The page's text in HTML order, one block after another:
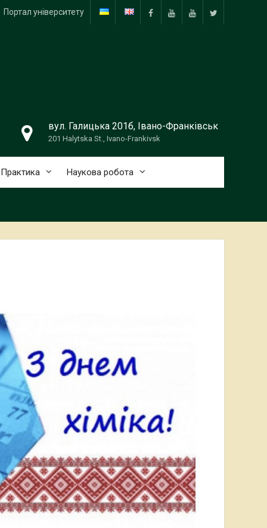
FacebookYouTube
ПНУ
Твіттер
Портал університету
вул. Галицька 201б, Івано-Франківськ
201 Halytska St., Ivano-Frankivsk
Практика Наукова робота